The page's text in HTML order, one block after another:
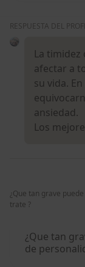
RESPUESTA DEL
La timidez
afectar a
su vida.
ansiedad.
Los
¿Que tan grave
trate ?
¿Que tan
de